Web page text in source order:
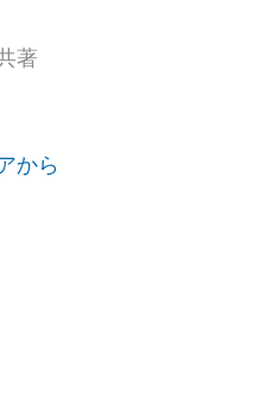
著
から